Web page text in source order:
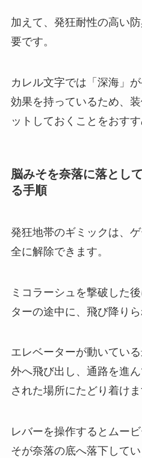
加えて、発狂耐性の高い
要です。
カレル文字では「深海」
効果を持っているため、
ットしておくことをおすす
脳みそを奈落に落とし
る手順
発狂地帯のギミックは、
全に解除できます。
ミコラーシュを撃破した
ターの途中に、飛び降り
エレベーターが動いてい
外へ飛び出し、通路を進
された場所にたどり着けま
レバーを操作するとムー
そが奈落の底へ落下してい